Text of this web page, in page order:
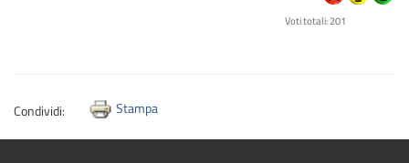
Voti totali: 201
Condividi: Stampa